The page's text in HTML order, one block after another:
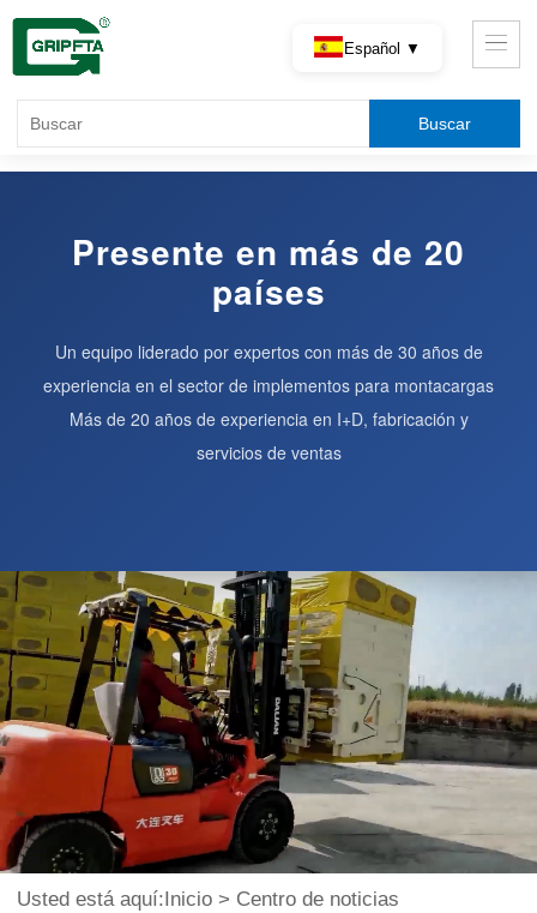
Español ▼
Presente en más de 20
países
Un equipo liderado por expertos con más de 30 años de
experiencia en el sector de implementos para montacargas
Más de 20 años de experiencia en I+D, fabricación y
servicios de ventas
Usted está aquí: Inicio > Centro de noticias